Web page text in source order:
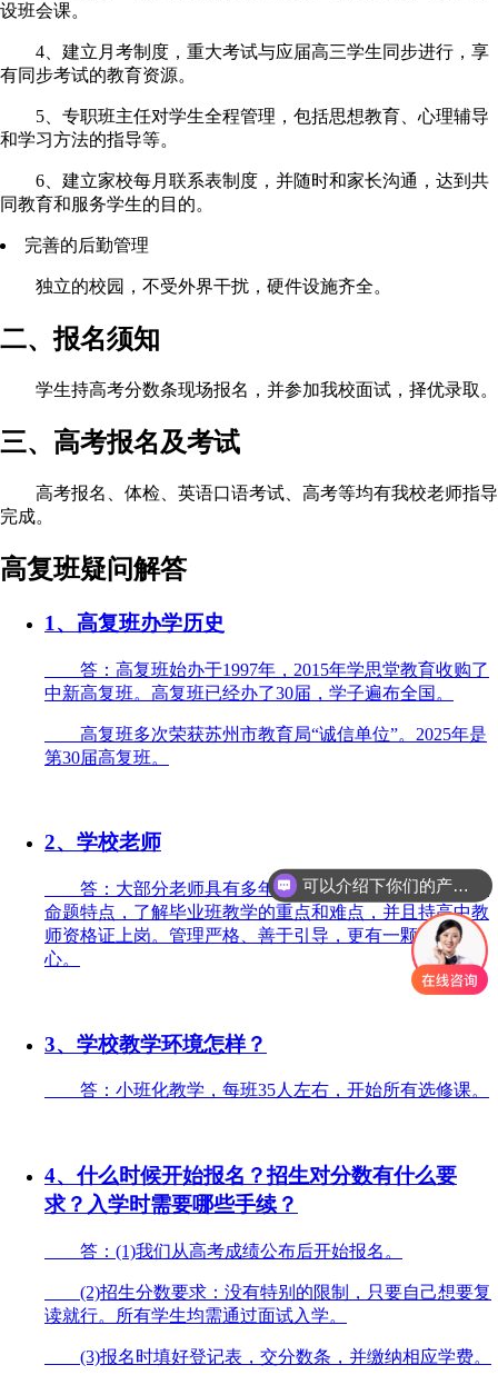
设班会课。
4、建立月考制度，重大考试与应届高三学生同步进行，享
有同步考试的教育资源。
5、专职班主任对学生全程管理，包括思想教育、心理辅导
和学习方法的指导等。
6、建立家校每月联系表制度，并随时和家长沟通，达到共
同教育和服务学生的目的。
完善的后勤管理
独立的校园，不受外界干扰，硬件设施齐全。
二、报名须知
学生持高考分数条现场报名，并参加我校面试，择优录取。
三、高考报名及考试
高考报名、体检、英语口语考试、高考等均有我校老师指导
完成。
高复班疑问解答
1、高复班办学历史
答：高复班始办于1997年，2015年学思堂教育收购了
中新高复班。高复班已经办了30届，学子遍布全国。
高复班多次荣获苏州市教育局“诚信单位”。2025年是
第30届高复班。
2、学校老师
答：大部分老师具有多年毕业班带班经验，熟知高考
命题特点，了解毕业班教学的重点和难点，并且持高中教
师资格证上岗。管理严格、善于引导，更有一颗育人之
心。
3、学校教学环境怎样？
答：小班化教学，每班35人左右，开始所有选修课。
4、什么时候开始报名？招生对分数有什么要
求？入学时需要哪些手续？
答：(1)我们从高考成绩公布后开始报名。
(2)招生分数要求：没有特别的限制，只要自己想要复
读就行。所有学生均需通过面试入学。
(3)报名时填好登记表，交分数条，并缴纳相应学费。
可以介绍下你们的产品么